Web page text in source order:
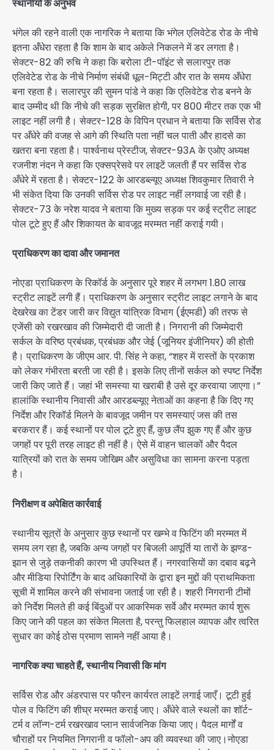
स्थानीयों के अनुभव
भंगेल की रहने वाली एक नागरिक ने बताया कि भंगेल एलिवेटेड रोड के नीचे
इतना अँधेरा रहता है कि शाम के बाद अकेले निकलने में डर लगता है।
सेक्टर-82 की रुचि ने कहा कि बरोला टी-पॉइंट से सलारपुर तक
एलिवेटेड रोड के नीचे निर्माण संबंधी धूल-मिट्टी और रात के समय अँधेरा
बना रहता है। सलारपुर की सुमन पांडे ने कहा कि एलिवेटेड रोड बनने के
बाद उम्मीद थी कि नीचे की सड़क सुरक्षित होगी, पर 800 मीटर तक एक भी
लाइट नहीं लगी है। सेक्टर-128 के विपिन प्रधान ने बताया कि सर्विस रोड
पर अँधेरे की वजह से आगे की स्थिति पता नहीं चल पाती और हादसे का
खतरा बना रहता है। पार्श्वनाथ प्रेस्टीज, सेक्टर-93A के एओए अध्यक्ष
रजनीश नंदन ने कहा कि एक्सप्रेसवे पर लाइटें जलती हैं पर सर्विस रोड
अँधेरे में रहता है। सेक्टर-122 के आरडब्ल्यूए अध्यक्ष शिवकुमार तिवारी ने
भी संकेत दिया कि उनकी सर्विस रोड पर लाइट नहीं लगवाई जा रही है।
सेक्टर-73 के नरेश यादव ने बताया कि मुख्य सड़क पर कई स्ट्रीट लाइट
पोल टूटे हुए हैं और शिकायत के बावजूद मरम्मत नहीं कराई गयी।
प्राधिकरण का दावा और जमानत
नोएडा प्राधिकरण के रिकॉर्ड के अनुसार पूरे शहर में लगभग 1.80 लाख
स्ट्रीट लाइटें लगी हैं। प्राधिकरण के अनुसार स्ट्रीट लाइट लगाने के बाद
देखरेख का टेंडर जारी कर विद्युत यांत्रिक विभाग (ईएमडी) की तरफ से
एजेंसी को रखरखाव की जिम्मेदारी दी जाती है। निगरानी की जिम्मेदारी
सर्कल के वरिष्ठ प्रबंधक, प्रबंधक और जेई (जूनियर इंजीनियर) की होती
है। प्राधिकरण के जीएम आर. पी. सिंह ने कहा, “शहर में रास्तों के प्रकाश
को लेकर गंभीरता बरती जा रही है। इसके लिए तीनों सर्कल को स्पष्ट निर्देश
जारी किए जाते हैं। जहां भी समस्या या खराबी है उसे दूर करवाया जाएगा।”
हालांकि स्थानीय निवासी और आरडब्ल्यूए नेताओं का कहना है कि दिए गए
निर्देश और रिकॉर्ड मिलने के बावजूद जमीन पर समस्याएं जस की तस
बरकरार हैं। कई स्थानों पर पोल टूटे हुए हैं, कुछ लैंप झुक गए हैं और कुछ
जगहों पर पूरी तरह लाइट ही नहीं है। ऐसे में वाहन चालकों और पैदल
यात्रियों को रात के समय जोखिम और असुविधा का सामना करना पड़ता
है।
निरीक्षण व अपेक्षित कार्रवाई
स्थानीय सूत्रों के अनुसार कुछ स्थानों पर खम्भे व फिटिंग की मरम्मत में
समय लग रहा है, जबकि अन्य जगहों पर बिजली आपूर्ति या तारों के झण्ड-
झान से जुड़े तकनीकी कारण भी उपस्थित हैं। नगरवासियों का दबाव बढ़ने
और मीडिया रिपोर्टिंग के बाद अधिकारियों के द्वारा इन मुद्दों की प्राथमिकता
सूची में शामिल करने की संभावना जताई जा रही है। शहरी निगरानी टीमों
को निर्देश मिलते ही कई बिंदुओं पर आकस्मिक सर्वे और मरम्मत कार्य शुरू
किए जाने की पहल का संकेत मिलता है, परन्तु फिलहाल व्यापक और त्वरित
सुधार का कोई ठोस प्रमाण सामने नहीं आया है।
नागरिक क्या चाहते हैं, स्थानीय निवासी कि मांग
सर्विस रोड और अंडरपास पर फौरन कार्यरत लाइटें लगाई जाएँ। टूटी हुई
पोल व फिटिंग की शीघ्र मरम्मत कराई जाए। अँधेरे वाले स्थलों का शॉर्ट-
टर्म व लॉन्ग-टर्म रखरखाव प्लान सार्वजनिक किया जाए। पैदल मार्गों व
चौराहों पर नियमित निगरानी व फॉलो-अप की व्यवस्था की जाए।नोएडा